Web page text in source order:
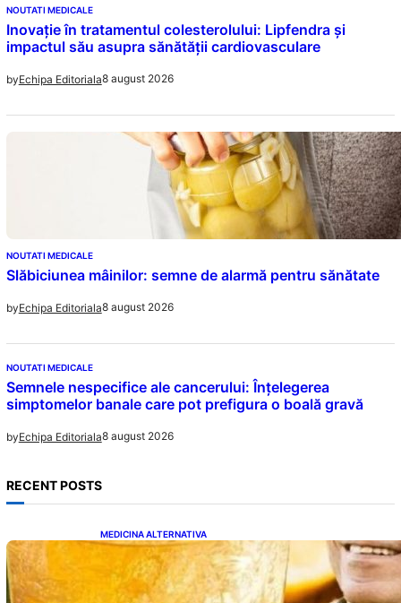
NOUTATI MEDICALE
Inovație în tratamentul colesterolului: Lipfendra și
impactul său asupra sănătății cardiovasculare
byEchipa Editoriala8 august 2026
NOUTATI MEDICALE
Slăbiciunea mâinilor: semne de alarmă pentru sănătate
byEchipa Editoriala8 august 2026
NOUTATI MEDICALE
Semnele nespecifice ale cancerului: Înțelegerea
simptomelor banale care pot prefigura o boală gravă
byEchipa Editoriala8 august 2026
RECENT POSTS
MEDICINA ALTERNATIVA
Cele cinci băuturi esențiale pentru
menținerea glicemiei sub control pe timpul
nopții: Ghidul specialistului